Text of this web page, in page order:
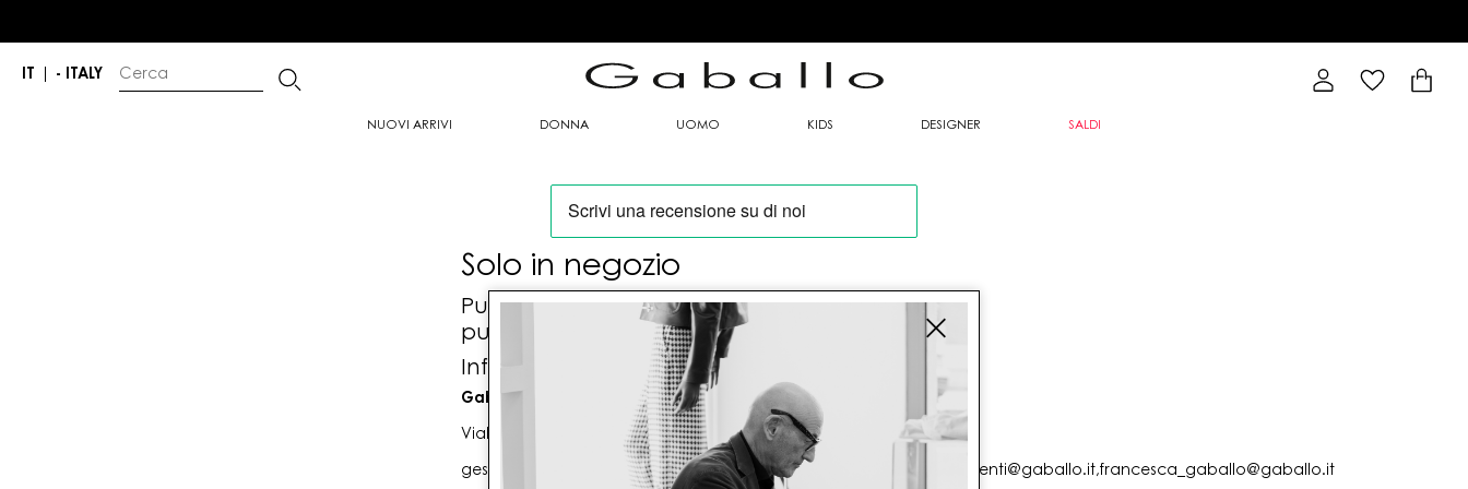
IT - ITALY
NUOVI ARRIVI DONNA UOMO KIDS DESIGNER SALDI
Solo in negozio
Puoi trovare questo articolo solo presso i nostri
punti vendita:
Info contatti
Gaballo Mario srl
Viale G. Matteotti n. 23 00053 Civitavecchia (RM)
gestioneordini@gaballo.it,customercare@sellmasters.it,assistenzaclienti@gaballo.it,francesca_gaballo@gaballo.it